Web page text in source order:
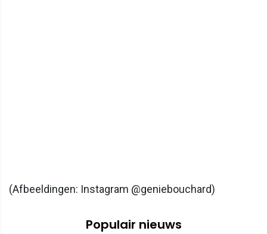
(Afbeeldingen: Instagram @geniebouchard)
Populair nieuws